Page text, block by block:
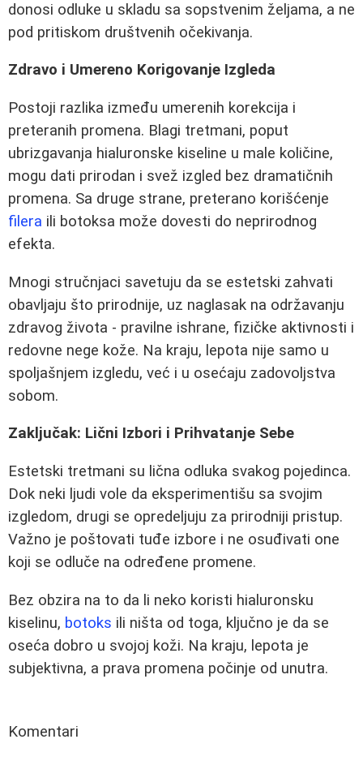
donosi odluke u skladu sa sopstvenim željama, a ne
pod pritiskom društvenih očekivanja.
Zdravo i Umereno Korigovanje Izgleda
Postoji razlika između umerenih korekcija i
preteranih promena. Blagi tretmani, poput
ubrizgavanja hialuronske kiseline u male količine,
mogu dati prirodan i svež izgled bez dramatičnih
promena. Sa druge strane, preterano korišćenje
filera ili botoksa može dovesti do neprirodnog
efekta.
Mnogi stručnjaci savetuju da se estetski zahvati
obavljaju što prirodnije, uz naglasak na održavanju
zdravog života - pravilne ishrane, fizičke aktivnosti i
redovne nege kože. Na kraju, lepota nije samo u
spoljašnjem izgledu, već i u osećaju zadovoljstva
sobom.
Zaključak: Lični Izbori i Prihvatanje Sebe
Estetski tretmani su lična odluka svakog pojedinca.
Dok neki ljudi vole da eksperimentišu sa svojim
izgledom, drugi se opredeljuju za prirodniji pristup.
Važno je poštovati tuđe izbore i ne osuđivati one
koji se odluče na određene promene.
Bez obzira na to da li neko koristi hialuronsku
kiselinu, botoks ili ništa od toga, ključno je da se
oseća dobro u svojoj koži. Na kraju, lepota je
subjektivna, a prava promena počinje od unutra.
Komentari